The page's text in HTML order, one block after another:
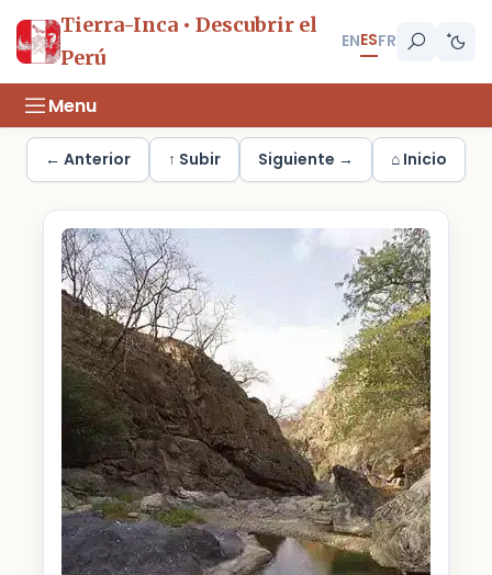
Tierra-Inca • Descubrir el
Perú
ENESFR
Menu
← Anterior ↑ Subir Siguiente → ⌂ Inicio